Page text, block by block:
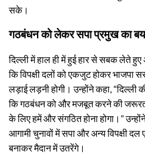
सके।
गठबंधन को लेकर सपा प्रमुख का
दिल्ली में हाल ही में हुई हार से सबक लेते
कि विपक्षी दलों को एकजुट होकर भाजपा
लड़ाई लड़नी होगी। उन्होंने कहा, “दिल्ली
कि गठबंधन को और मजबूत करने की जरूरत
के लिए हमें और संगठित होना होगा।”
आगामी चुनावों में सपा और अन्य विपक्षी
बनाकर मैदान में उतरेंगे।